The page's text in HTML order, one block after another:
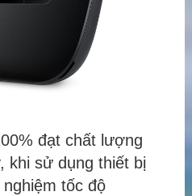
đạt chất lượng
khi sử dụng thiết bị
tốc độ